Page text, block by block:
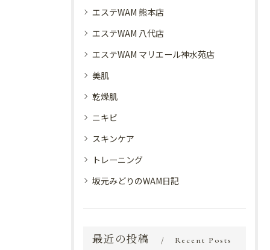
エステWAM 熊本店
エステWAM 八代店
エステWAM マリエール神水苑店
美肌
乾燥肌
ニキビ
スキンケア
トレーニング
坂元みどりのWAM日記
最近の投稿 Recent Posts